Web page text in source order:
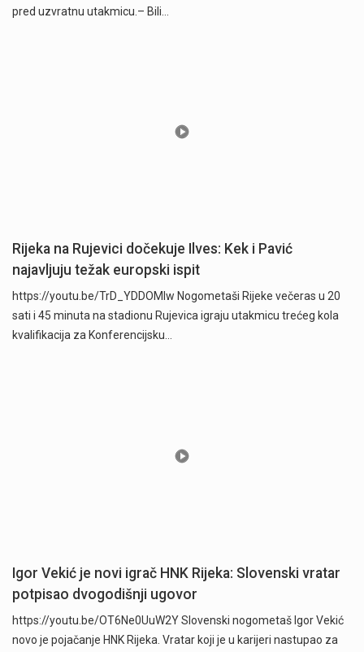
pred uzvratnu utakmicu.– Bili…
Rijeka na Rujevici dočekuje Ilves: Kek i Pavić
najavljuju težak europski ispit
https://youtu.be/TrD_YDDOMIw Nogometaši Rijeke večeras u 20
sati i 45 minuta na stadionu Rujevica igraju utakmicu trećeg kola
kvalifikacija za Konferencijsku…
Igor Vekić je novi igrač HNK Rijeka: Slovenski vratar
potpisao dvogodišnji ugovor
https://youtu.be/OT6Ne0UuW2Y Slovenski nogometaš Igor Vekić
novo je pojačanje HNK Rijeka. Vratar koji je u karijeri nastupao za